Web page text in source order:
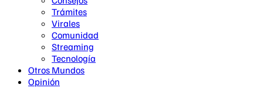
Trámites
Virales
Comunidad
Streaming
Tecnología
Otros Mundos
Opinión